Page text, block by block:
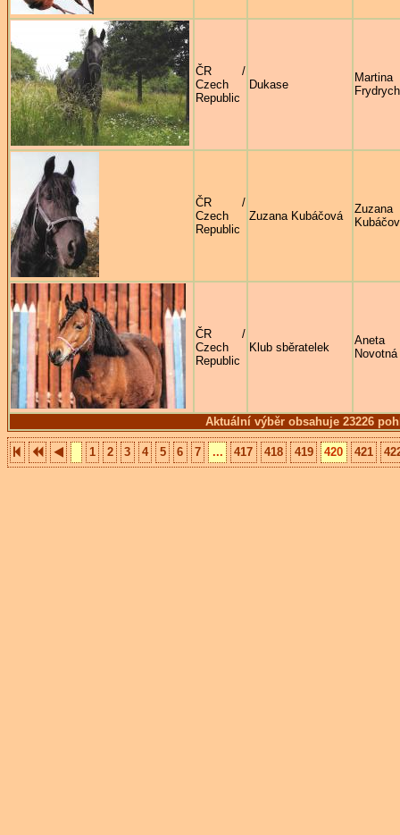
Aktuální výběr obsahuje 23226
ČR /
Czech
Republic
Dukase
Martina
ČR /
Czech
Republic
Zuzana Kubáčová
Zuzana
ČR /
Czech
Republic
Klub sběratelek
Aneta
Novotná
1 2 3 4 5 6 7 ... 417 418 419 420 421